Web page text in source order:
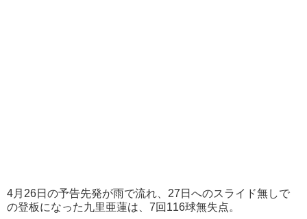
4月26日の予告先発が雨で流れ、27日へのスライド無しで
の登板になった九里亜蓮は、7回116球無失点。